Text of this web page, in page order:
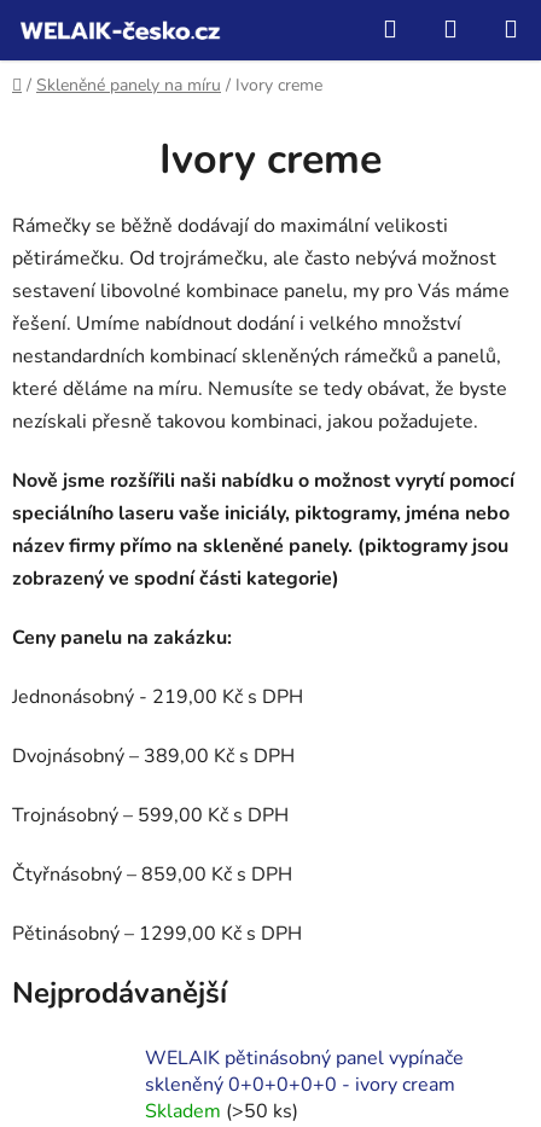
obsah
Hledat
KOŠÍK
Domů
/ Skleněné panely na míru / Ivory creme
Ivory creme
Rámečky se běžně dodávají do maximální velikosti
pětirámečku. Od trojrámečku, ale často nebývá možnost
sestavení libovolné kombinace panelu, my pro Vás máme
řešení. Umíme nabídnout dodání i velkého množství
nestandardních kombinací skleněných rámečků a panelů,
které děláme na míru. Nemusíte se tedy obávat, že byste
nezískali přesně takovou kombinaci, jakou požadujete.
Nově jsme rozšířili naši nabídku o možnost vyrytí pomocí
speciálního laseru vaše iniciály, piktogramy, jména nebo
název firmy přímo na skleněné panely. (piktogramy jsou
zobrazený ve spodní části kategorie)
Ceny panelu na zakázku:
Jednonásobný - 219,00 Kč s DPH
Dvojnásobný – 389,00 Kč s DPH
Trojnásobný – 599,00 Kč s DPH
Čtyřnásobný – 859,00 Kč s DPH
Pětinásobný – 1299,00 Kč s DPH
Nejprodávanější
WELAIK pětinásobný panel vypínače
skleněný 0+0+0+0+0 - ivory cream
Skladem (>50 ks)